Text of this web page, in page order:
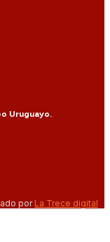
Uruguayo.
por La Trece digital